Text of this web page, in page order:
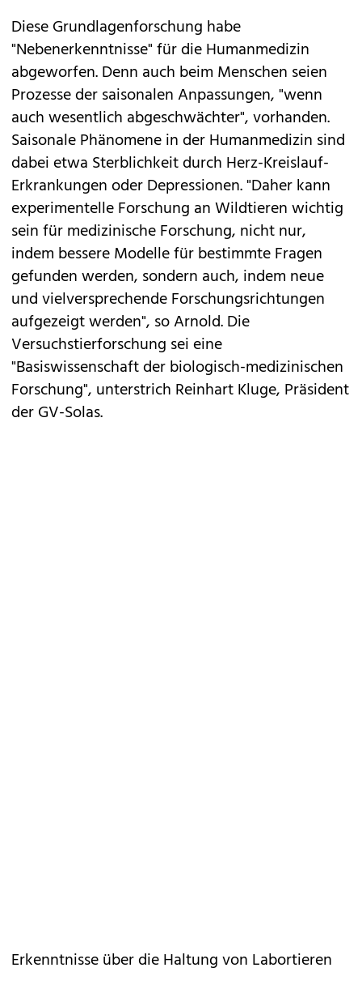
Diese Grundlagenforschung habe
"Nebenerkenntnisse" für die Humanmedizin
abgeworfen. Denn auch beim Menschen seien
Prozesse der saisonalen Anpassungen, "wenn
auch wesentlich abgeschwächter", vorhanden.
Saisonale Phänomene in der Humanmedizin sind
dabei etwa Sterblichkeit durch Herz-Kreislauf-
Erkrankungen oder Depressionen. "Daher kann
experimentelle Forschung an Wildtieren wichtig
sein für medizinische Forschung, nicht nur,
indem bessere Modelle für bestimmte Fragen
gefunden werden, sondern auch, indem neue
und vielversprechende Forschungsrichtungen
aufgezeigt werden", so Arnold. Die
Versuchstierforschung sei eine
"Basiswissenschaft der biologisch-medizinischen
Forschung", unterstrich Reinhart Kluge, Präsident
der GV-Solas.
Erkenntnisse über die Haltung von Labortieren